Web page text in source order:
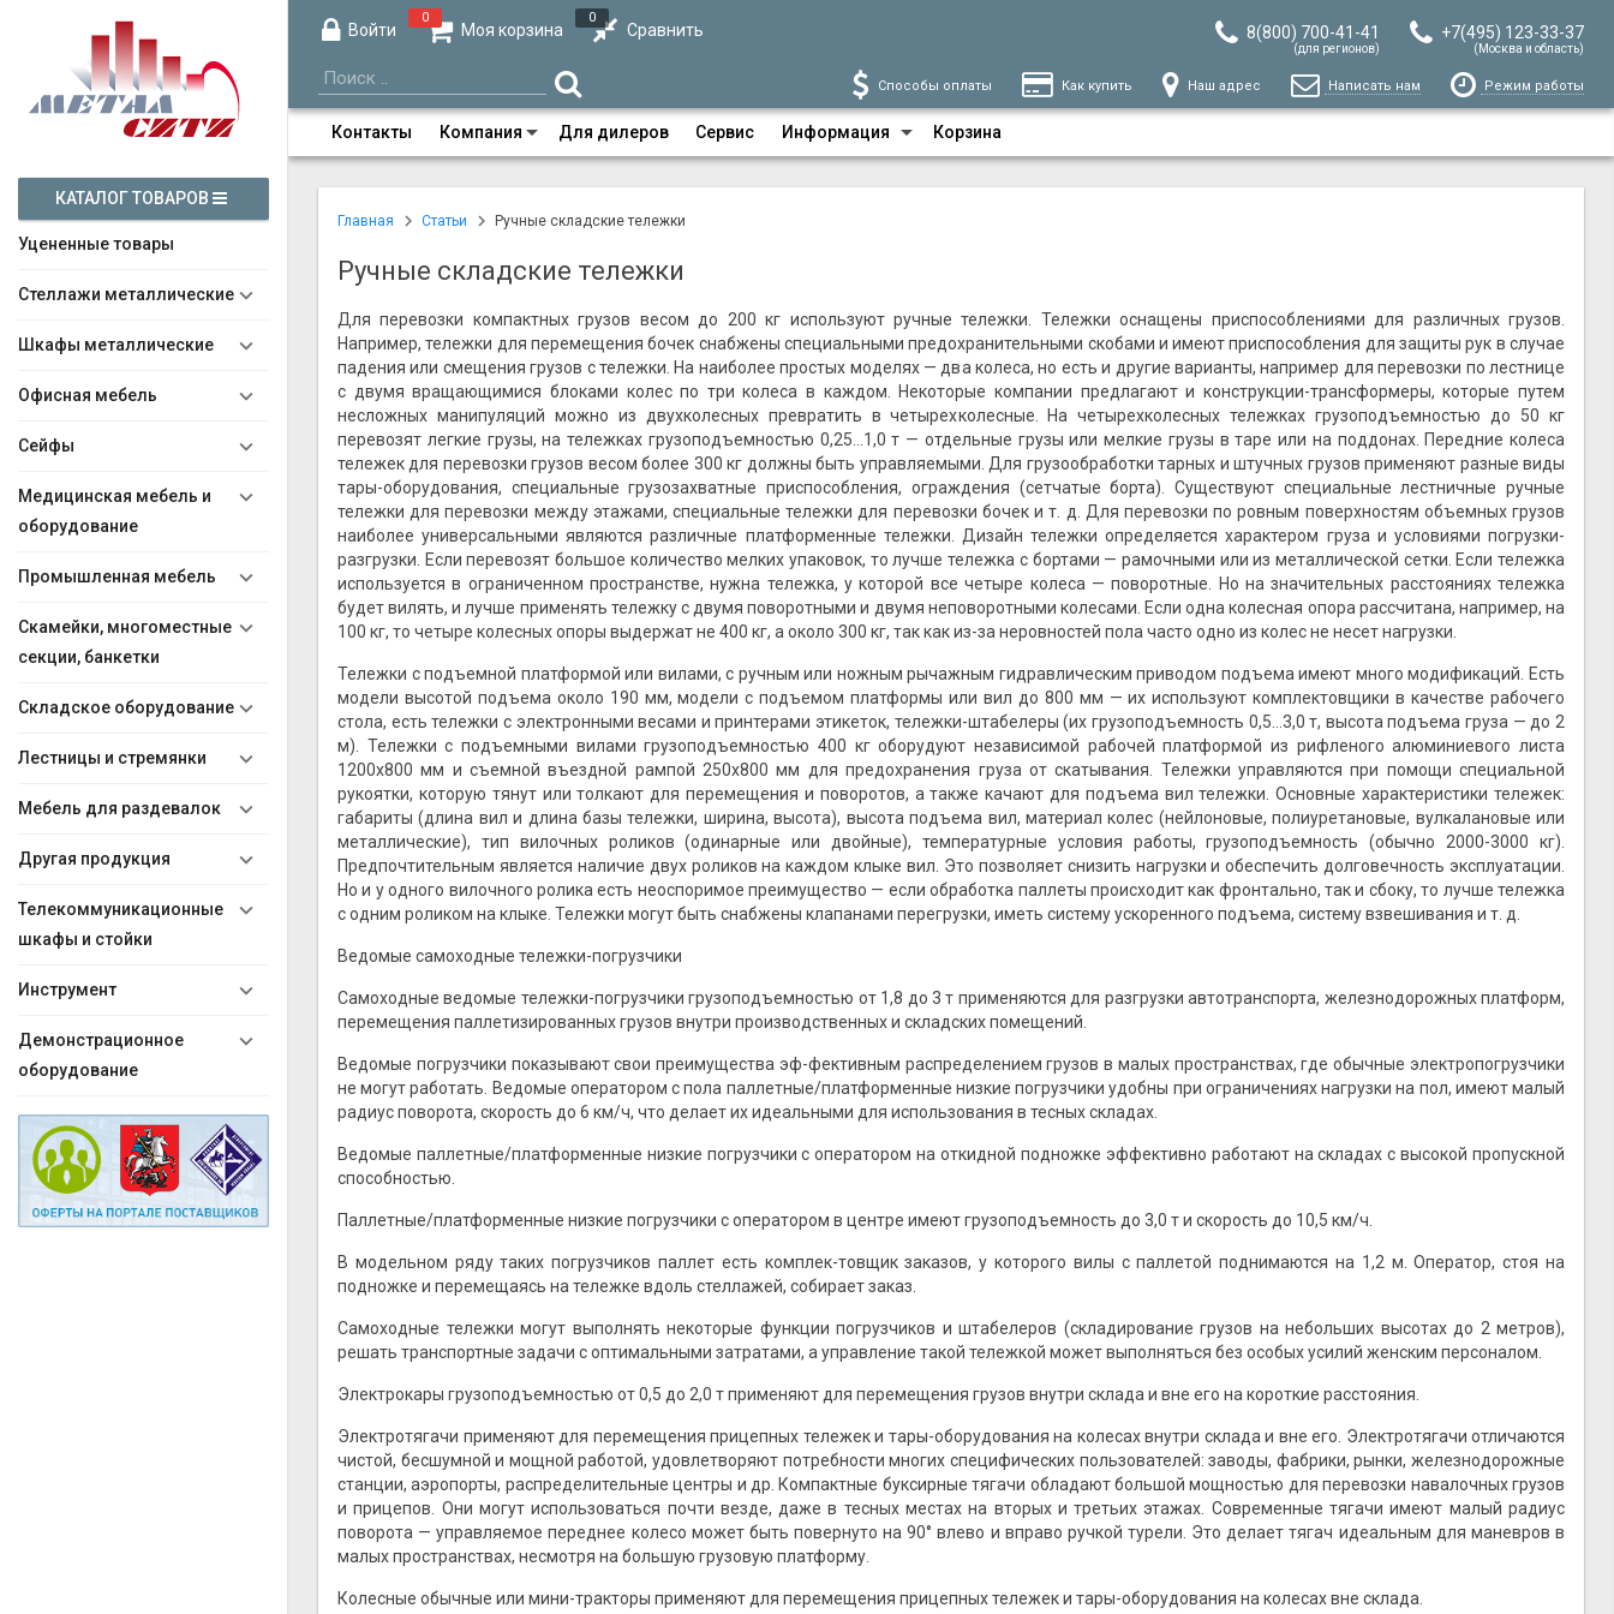
Войти Моя корзина
0
Сравнить
0
8(800) 700-41-41
(для регионов)
+7(495) 123-33-37
(Москва и область)
Способы оплаты Как купить Наш адрес Написать нам Режим работы
Контакты Компания Для дилеров Сервис Информация Корзина
КАТАЛОГ ТОВАРОВ
Уцененные товары
Стеллажи металлические
Шкафы металлические
Офисная мебель
Сейфы
Медицинская мебель и
оборудование
Промышленная мебель
Скамейки, многоместные
секции, банкетки
Складское оборудование
Лестницы и стремянки
Мебель для раздевалок
Другая продукция
Телекоммуникационные
шкафы и стойки
Инструмент
Демонстрационное
оборудование
Главная Статьи Ручные складские тележки
Ручные складские тележки
Для перевозки компактных грузов весом до 200 кг используют ручные тележки. Тележки оснащены приспособлениями для различных грузов.
Например, тележки для перемещения бочек снабжены специальными предохранительными скобами и имеют приспособления для защиты рук в случае
падения или смещения грузов с тележки. На наиболее простых моделях — два колеса, но есть и другие варианты, например для перевозки по лестнице
с двумя вращающимися блоками колес по три колеса в каждом. Некоторые компании предлагают и конструкции-трансформеры, которые путем
несложных манипуляций можно из двухколесных превратить в четырехколесные. На четырехколесных тележках грузоподъемностью до 50 кг
перевозят легкие грузы, на тележках грузоподъемностью 0,25...1,0 т — отдельные грузы или мелкие грузы в таре или на поддонах. Передние колеса
тележек для перевозки грузов весом более 300 кг должны быть управляемыми. Для грузообработки тарных и штучных грузов применяют разные виды
тары-оборудования, специальные грузозахватные приспособления, ограждения (сетчатые борта). Существуют специальные лестничные ручные
тележки для перевозки между этажами, специальные тележки для перевозки бочек и т. д. Для перевозки по ровным поверхностям объемных грузов
наиболее универсальными являются различные платформенные тележки. Дизайн тележки определяется характером груза и условиями погрузки-
разгрузки. Если перевозят большое количество мелких упаковок, то лучше тележка с бортами — рамочными или из металлической сетки. Если тележка
используется в ограниченном пространстве, нужна тележка, у которой все четыре колеса — поворотные. Но на значительных расстояниях тележка
будет вилять, и лучше применять тележку с двумя поворотными и двумя неповоротными колесами. Если одна колесная опора рассчитана, например, на
100 кг, то четыре колесных опоры выдержат не 400 кг, а около 300 кг, так как из-за неровностей пола часто одно из колес не несет нагрузки.
Тележки с подъемной платформой или вилами, с ручным или ножным рычажным гидравлическим приводом подъема имеют много модификаций. Есть
модели высотой подъема около 190 мм, модели с подъемом платформы или вил до 800 мм — их используют комплектовщики в качестве рабочего
стола, есть тележки с электронными весами и принтерами этикеток, тележки-штабелеры (их грузоподъемность 0,5...3,0 т, высота подъема груза — до 2
м). Тележки с подъемными вилами грузоподъемностью 400 кг оборудуют независимой рабочей платформой из рифленого алюминиевого листа
1200x800 мм и съемной въездной рампой 250x800 мм для предохранения груза от скатывания. Тележки управляются при помощи специальной
рукоятки, которую тянут или толкают для перемещения и поворотов, а также качают для подъема вил тележки. Основные характеристики тележек:
габариты (длина вил и длина базы тележки, ширина, высота), высота подъема вил, материал колес (нейлоновые, полиуретановые, вулкалановые или
металлические), тип вилочных роликов (одинарные или двойные), температурные условия работы, грузоподъемность (обычно 2000-3000 кг).
Предпочтительным является наличие двух роликов на каждом клыке вил. Это позволяет снизить нагрузки и обеспечить долговечность эксплуатации.
Но и у одного вилочного ролика есть неоспоримое преимущество — если обработка паллеты происходит как фронтально, так и сбоку, то лучше тележка
с одним роликом на клыке. Тележки могут быть снабжены клапанами перегрузки, иметь систему ускоренного подъема, систему взвешивания и т. д.
Ведомые самоходные тележки-погрузчики
Самоходные ведомые тележки-погрузчики грузоподъемностью от 1,8 до 3 т применяются для разгрузки автотранспорта, железнодорожных платформ,
перемещения паллетизированных грузов внутри производственных и складских помещений.
Ведомые погрузчики показывают свои преимущества эф-фективным распределением грузов в малых пространствах, где обычные электропогрузчики
не могут работать. Ведомые оператором с пола паллетные/платформенные низкие погрузчики удобны при ограничениях нагрузки на пол, имеют малый
радиус поворота, скорость до 6 км/ч, что делает их идеальными для использования в тесных складах.
Ведомые паллетные/платформенные низкие погрузчики с оператором на откидной подножке эффективно работают на складах с высокой пропускной
способностью.
Паллетные/платформенные низкие погрузчики с оператором в центре имеют грузоподъемность до 3,0 т и скорость до 10,5 км/ч.
В модельном ряду таких погрузчиков паллет есть комплек-товщик заказов, у которого вилы с паллетой поднимаются на 1,2 м. Оператор, стоя на
подножке и перемещаясь на тележке вдоль стеллажей, собирает заказ.
Самоходные тележки могут выполнять некоторые функции погрузчиков и штабелеров (складирование грузов на небольших высотах до 2 метров),
решать транспортные задачи с оптимальными затратами, а управление такой тележкой может выполняться без особых усилий женским персоналом.
Электрокары грузоподъемностью от 0,5 до 2,0 т применяют для перемещения грузов внутри склада и вне его на короткие расстояния.
Электротягачи применяют для перемещения прицепных тележек и тары-оборудования на колесах внутри склада и вне его. Электротягачи отличаются
чистой, бесшумной и мощной работой, удовлетворяют потребности многих специфических пользователей: заводы, фабрики, рынки, железнодорожные
станции, аэропорты, распределительные центры и др. Компактные буксирные тягачи обладают большой мощностью для перевозки навалочных грузов
и прицепов. Они могут использоваться почти везде, даже в тесных местах на вторых и третьих этажах. Современные тягачи имеют малый радиус
поворота — управляемое переднее колесо может быть повернуто на 90° влево и вправо ручкой турели. Это делает тягач идеальным для маневров в
малых пространствах, несмотря на большую грузовую платформу.
Колесные обычные или мини-тракторы применяют для перемещения прицепных тележек и тары-оборудования на колесах вне склада.